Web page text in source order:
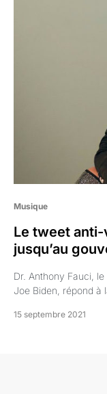
Musique
Le tweet
jusqu’au
Dr. Anthony Fauci,
Joe Biden, répond à
15 septembre 2021